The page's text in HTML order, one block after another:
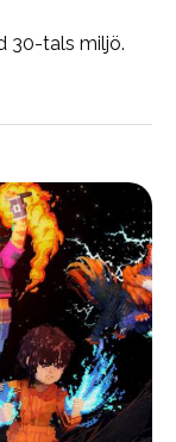
30-tals miljö.